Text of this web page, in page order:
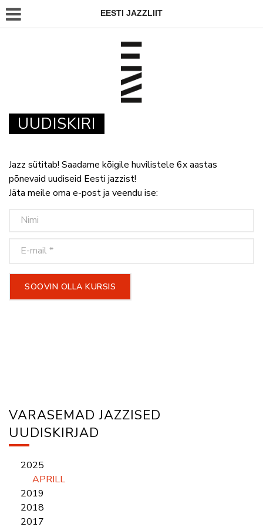
EESTI JAZZLIIT
UUDISKIRI
Jazz sütitab! Saadame kõigile huvilistele 6x aastas
põnevaid uudiseid Eesti jazzist!
Jäta meile oma e-post ja veendu ise:
VARASEMAD JAZZISED
UUDISKIRJAD
2025
APRILL
2019
2018
2017